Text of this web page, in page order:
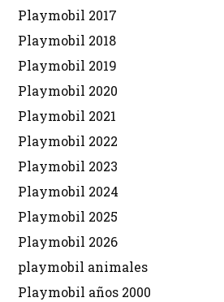
Playmobil 2017
Playmobil 2018
Playmobil 2019
Playmobil 2020
Playmobil 2021
Playmobil 2022
Playmobil 2023
Playmobil 2024
Playmobil 2025
Playmobil 2026
playmobil animales
Playmobil años 2000